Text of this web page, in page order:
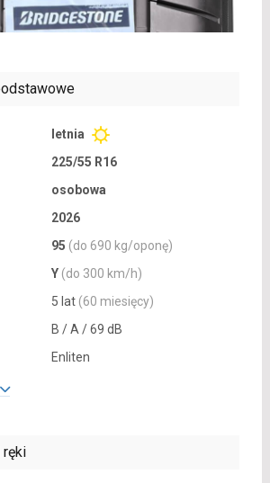
letnia
225/55 R16
osobowa
2026
95 (do 690 kg/oponę)
Y (do 300 km/h)
5 lat (60 miesięcy)
B / A / 69 dB
Enliten
ręki